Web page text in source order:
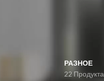
РАЗНОЕ
22 Продукта